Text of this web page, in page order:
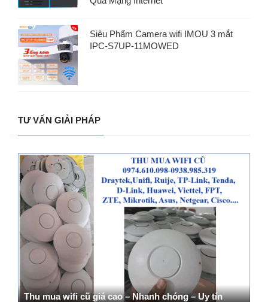
Siêu Phẩm Camera wifi IMOU 3 mắt
IPC-S7UP-11MOWED
TƯ VẤN GIẢI PHÁP
Thu mua wifi cũ giá cao – Nhanh chóng – Uy tín